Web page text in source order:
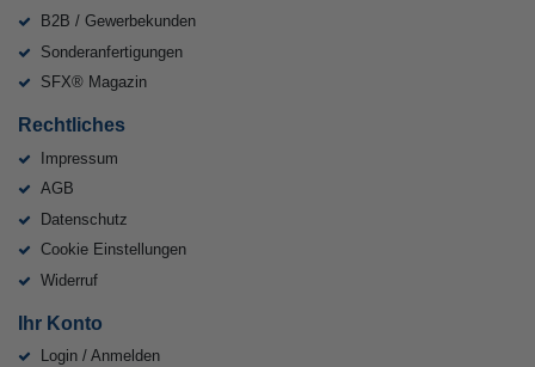
B2B / Gewerbekunden
Sonderanfertigungen
SFX® Magazin
Rechtliches
Impressum
AGB
Datenschutz
Cookie Einstellungen
Widerruf
Ihr Konto
Login / Anmelden